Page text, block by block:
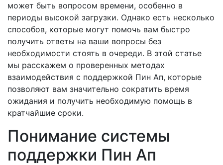
может быть вопросом времени, особенно в
периоды высокой загрузки. Однако есть несколько
способов, которые могут помочь вам быстро
получить ответы на ваши вопросы без
необходимости стоять в очереди. В этой статье
мы расскажем о проверенных методах
взаимодействия с поддержкой Пин Ап, которые
позволяют вам значительно сократить время
ожидания и получить необходимую помощь в
кратчайшие сроки.
Понимание системы
поддержки Пин Ап